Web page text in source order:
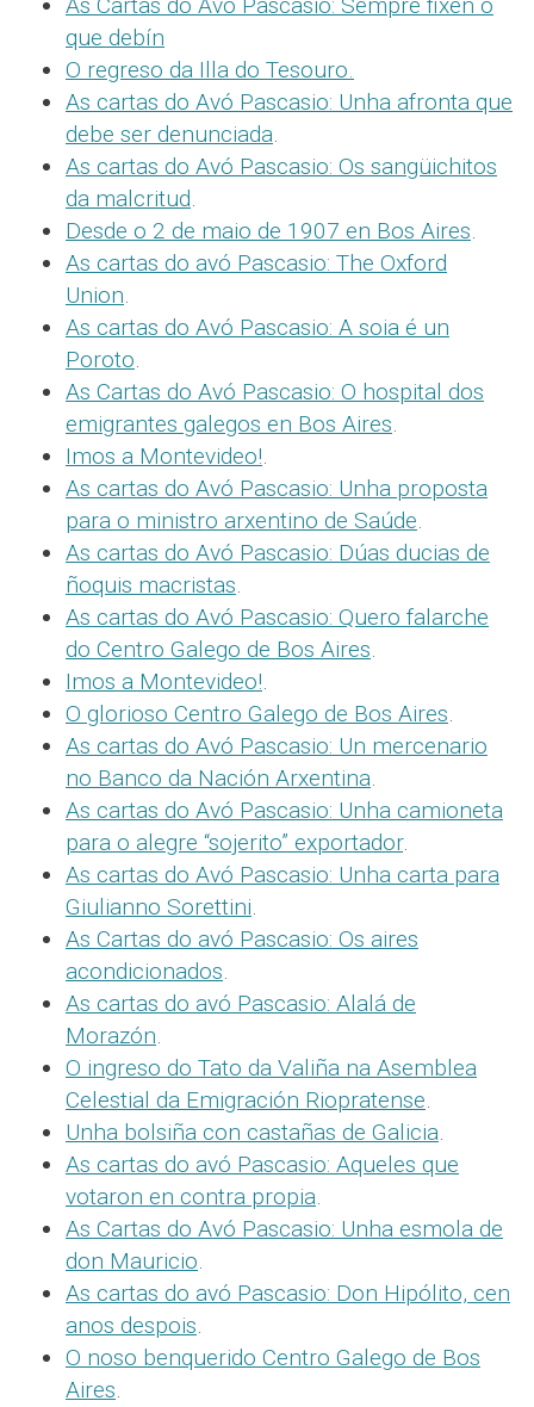
que debín
O regreso da Illa do Tesouro.
As cartas do Avó Pascasio: Unha afronta que
debe ser denunciada.
As cartas do Avó Pascasio: Os sangüichitos
da malcritud.
Desde o 2 de maio de 1907 en Bos Aires.
As cartas do avó Pascasio: The Oxford
Union.
As cartas do Avó Pascasio: A soia é un
Poroto.
As Cartas do Avó Pascasio: O hospital dos
emigrantes galegos en Bos Aires.
Imos a Montevideo!.
As cartas do Avó Pascasio: Unha proposta
para o ministro arxentino de Saúde.
As cartas do Avó Pascasio: Dúas ducias de
ñoquis macristas.
As cartas do Avó Pascasio: Quero falarche
do Centro Galego de Bos Aires.
Imos a Montevideo!.
O glorioso Centro Galego de Bos Aires.
As cartas do Avó Pascasio: Un mercenario
no Banco da Nación Arxentina.
As cartas do Avó Pascasio: Unha camioneta
para o alegre “sojerito” exportador.
As cartas do Avó Pascasio: Unha carta para
Giulianno Sorettini.
As Cartas do avó Pascasio: Os aires
acondicionados.
As cartas do avó Pascasio: Alalá de
Morazón.
O ingreso do Tato da Valiña na Asemblea
Celestial da Emigración Riopratense.
Unha bolsiña con castañas de Galicia.
As cartas do avó Pascasio: Aqueles que
votaron en contra propia.
As Cartas do Avó Pascasio: Unha esmola de
don Mauricio.
As cartas do avó Pascasio: Don Hipólito, cen
anos despois.
O noso benquerido Centro Galego de Bos
Aires.